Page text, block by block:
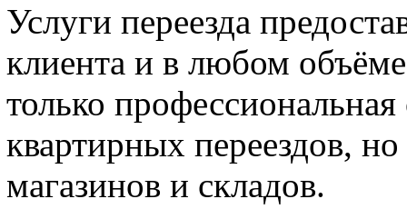
Услуги переезда
клиента и в любом
только
квартирных переездов,
магазинов и складов.